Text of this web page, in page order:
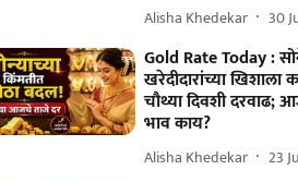
Alisha Khedekar 30
Gold Rate Today :
खरेदीदारांच्या खिशाला
चौथ्या दिवशी दरवाढ;
भाव काय?
Alisha Khedekar 23